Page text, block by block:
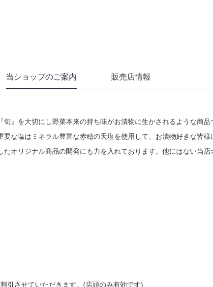
当ショップのご案内 販売店情報
』を大切にし野菜本来の持ち味がお漬物に生かされるような商
な塩はミネラル豊富な赤穂の天塩を使用して、お漬物好きな皆
オリジナル商品の開発にも力を入れております。他にはない当店
引させていただきます。(店頭のみ有効です)